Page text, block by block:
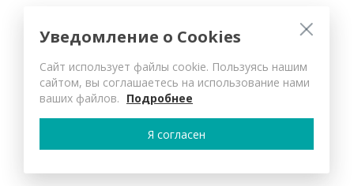
Уведомление о Cookies
Сайт использует файлы cookie. Пользуясь нашим
сайтом, вы соглашаетесь на использование нами
ваших файлов. Подробнее
Я согласен